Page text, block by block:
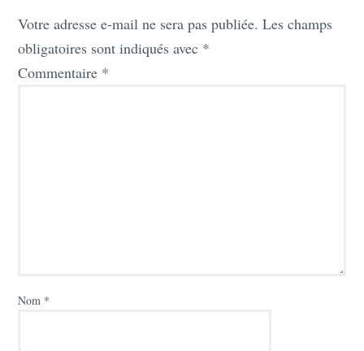
Votre adresse e-mail ne sera pas publiée. Les champs
obligatoires sont indiqués avec *
Commentaire *
Nom *